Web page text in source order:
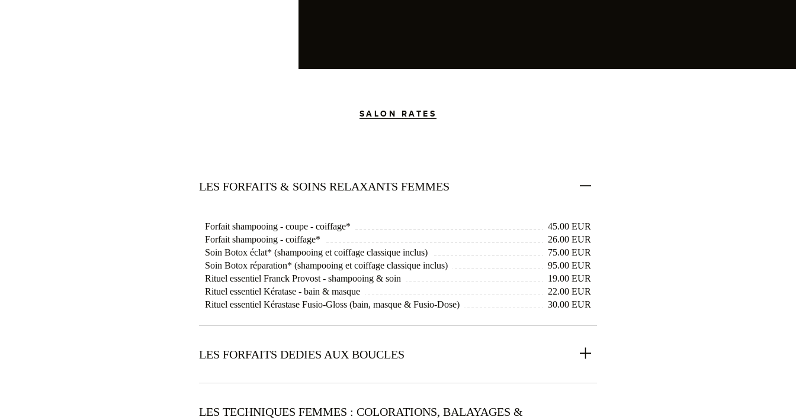
SALON RATES
LES FORFAITS & SOINS RELAXANTS FEMMES
Forfait shampooing - coupe - coiffage*
45.00 EUR
Forfait shampooing - coiffage*
26.00 EUR
Soin Botox éclat* (shampooing et coiffage classique inclus)
75.00 EUR
Soin Botox réparation* (shampooing et coiffage classique inclus)
95.00 EUR
Rituel essentiel Franck Provost - shampooing & soin
19.00 EUR
Rituel essentiel Kératase - bain & masque
22.00 EUR
Rituel essentiel Kérastase Fusio-Gloss (bain, masque & Fusio-Dose)
30.00 EUR
LES FORFAITS DEDIES AUX BOUCLES
LES TECHNIQUES FEMMES : COLORATIONS, BALAYAGES &